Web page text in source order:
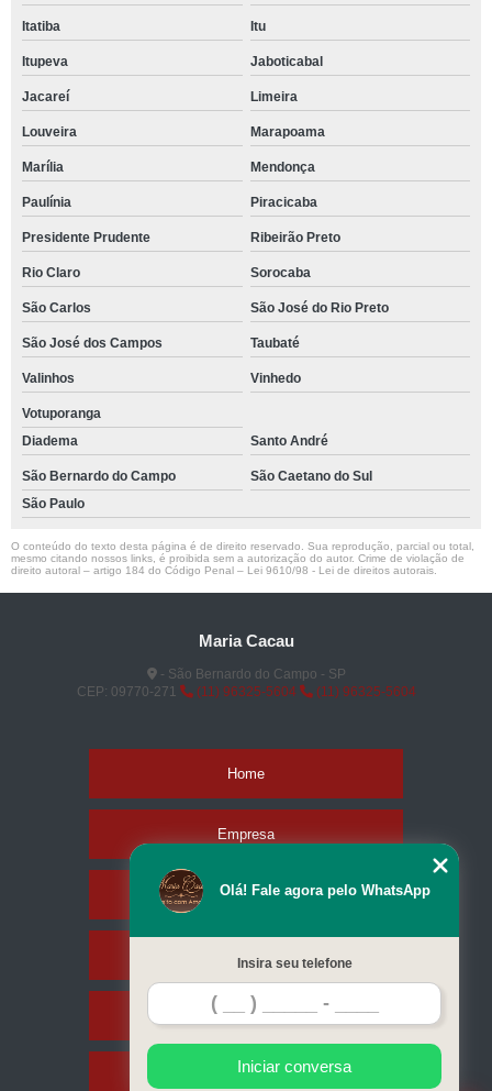
Itatiba Itu
Itupeva Jaboticabal
Jacareí Limeira
Louveira Marapoama
Marília Mendonça
Paulínia Piracicaba
Presidente Prudente Ribeirão Preto
Rio Claro Sorocaba
São Carlos São José do Rio Preto
São José dos Campos Taubaté
Valinhos Vinhedo
Votuporanga
Diadema
Santo André
São Bernardo do Campo
São Caetano do Sul
São Paulo
O conteúdo do texto desta página é de direito reservado. Sua reprodução, parcial ou total,
mesmo citando nossos links, é proibida sem a autorização do autor. Crime de violação de
direito autoral – artigo 184 do Código Penal – Lei 9610/98 - Lei de direitos autorais
Maria Cacau
- São Bernardo do Campo - SP
CEP: 09770-271
(11) 96325-5604 (11) 96325-5604
Home
Empresa
Missão
Produtos
Contato
Mapa do site
Olá! Fale agora pelo WhatsApp
Insira seu telefone
Iniciar conversa